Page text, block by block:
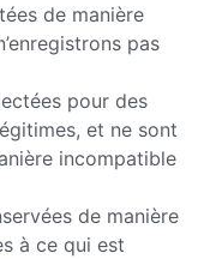
de manière
pas
pour des
et ne sont
incompatible
de manière
à ce qui est